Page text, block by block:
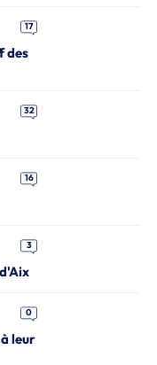
17
des
32
16
3
0
leur